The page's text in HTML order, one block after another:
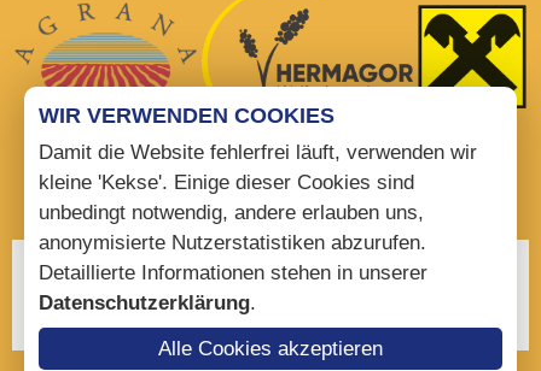
WIR VERWENDEN COOKIES
Damit die Website fehlerfrei läuft, verwenden wir
kleine 'Kekse'. Einige dieser Cookies sind
unbedingt notwendig, andere erlauben uns,
anonymisierte Nutzerstatistiken abzurufen.
Detaillierte Informationen stehen in unserer
Datenschutzerklärung.
Alle Cookies akzeptieren